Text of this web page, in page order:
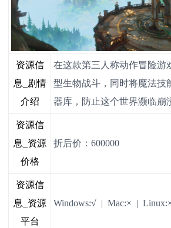
资源信
息_剧情
介绍
在这款第三人称动作冒险游
型生物战斗，同时将魔法技
器库，防止这个世界濒临崩
资源信
息_资源
价格
折后价：600000
资源信
息_资源
平台
Windows:√ | Mac:× |